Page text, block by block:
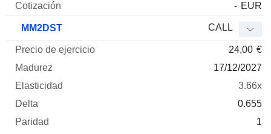
- EUR
MM2DST CALL
24,00 €
17/12/2027
3.66x
0.655
1